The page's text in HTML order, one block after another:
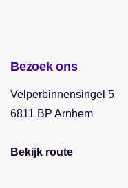
Bezoek ons
Velperbinnensingel 5
6811 BP Arnhem
Bekijk route